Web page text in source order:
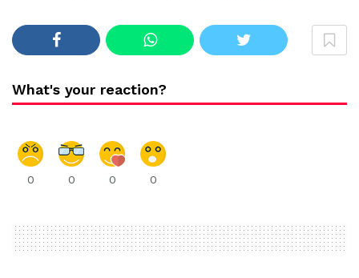
What's your reaction?
0 0 0 0